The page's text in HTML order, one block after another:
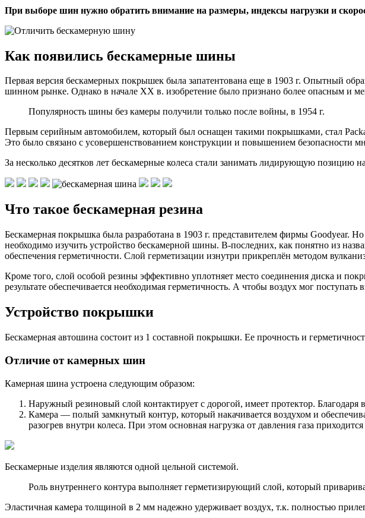
При выборе шин нужно обратить внимание на размеры, индексы нагрузки и
Как появились бескамерные шины
Первая версия бескамерных покрышек была запатентована еще в 1903 г. Опытный
шинном рынке. Однако в начале XX в. изобретение было признано более опасным и
Популярность шины без камеры получили только после войны, в 1954 г.
Первым серийным автомобилем, который был оснащен такими покрышками, стал
Это было связано с усовершенствованием конструкции и повышением безопасности
За несколько десятков лет бескамерные колеса стали занимать лидирующую
Что такое бескамерная резина
Бескамерная покрышка была разработана в 1903 г. представителем фирмы Goodyear.
необходимо изучить устройство бескамерной шины. В-последних, как понятно из
обеспечения герметичности. Слой герметизации изнутри прикреплён методом
Кроме того, слой особой резины эффективно уплотняет место соединения диска и
результате обеспечивается необходимая герметичность. А чтобы воздух мог
Устройство покрышки
Бескамерная автошина состоит из 1 составной покрышки. Ее прочность и
Отличие от камерных шин
Камерная шина устроена следующим образом:
Наружный резиновый слой контактирует с дорогой, имеет протектор.
Камера — полый замкнутый контур, который накачивается воздухом и
разогрев внутри колеса. При этом основная нагрузка от давления газа
Бескамерные изделия являются одной цельной системой.
Роль внутреннего контура выполняет герметизирующий слой, который
Эластичная камера толщиной в 2 мм надежно удерживает воздух, т.к. полностью